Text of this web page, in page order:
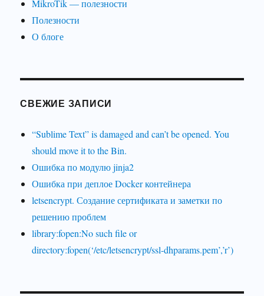
MikroTik — полезности
Полезности
О блоге
СВЕЖИЕ ЗАПИСИ
“Sublime Text” is damaged and can’t be opened. You
should move it to the Bin.
Ошибка по модулю jinja2
Ошибка при деплое Docker контейнера
letsencrypt. Создание сертификата и заметки по
решению проблем
library:fopen:No such file or
directory:fopen(‘/etc/letsencrypt/ssl-dhparams.pem’,’r’)